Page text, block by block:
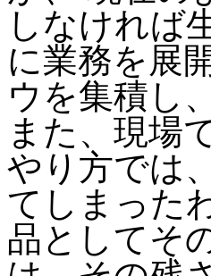
しなければ
に業務を展
ウを集積し
また、現場
やり方では
てしまった
品としてそ